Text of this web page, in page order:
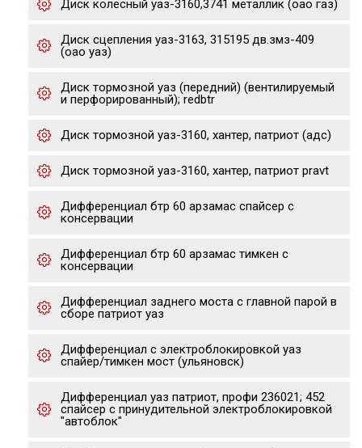
Диск колесный уаз-3160,3741 металлик (оао газ)
Диск сцепления уаз-3163, 315195 дв.змз-409
(оао уаз)
Диск тормозной уаз (передний) (вентилируемый
и перфорированный); redbtr
Диск тормозной уаз-3160, хантер, патриот (адс)
Диск тормозной уаз-3160, хантер, патриот pravt
Дифференциал бтр 60 арзамас спайсер с
консервации
Дифференциал бтр 60 арзамас тимкен с
консервации
Дифференциал заднего моста с главной парой в
сборе патриот уаз
Дифференциал с электроблокировкой уаз
спайер/тимкен мост (ульяновск)
Дифференциал уаз патриот, профи 236021; 452
спайсер с принудительной электроблокировкой
"автоблок"